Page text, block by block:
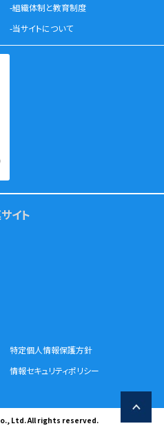
-組織体制と教育制度
-当サイトについて
イト
特定個人情報保護方針
情報セキュリティポリシー
Ltd. All rights reserved.